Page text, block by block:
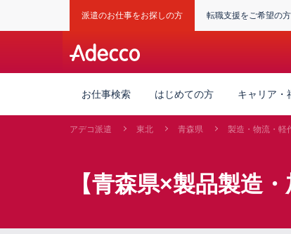
派遣のお仕事をお探しの方 転職支援をご希望の方
お仕事検索 はじめての方 キャリア・
アデコ派遣 東北 青森県 製造・物流・軽
【青森県×製品製造